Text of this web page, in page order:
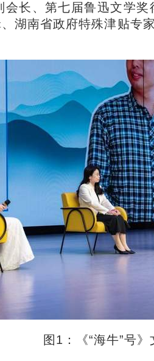
长、第七届鲁迅文学
湖南省政府特殊津贴
图1：《“海牛”号